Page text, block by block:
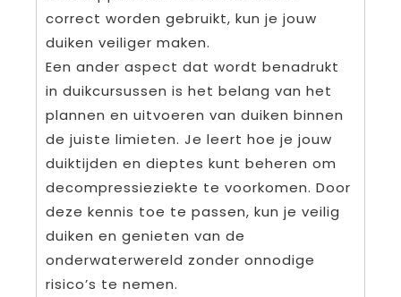
correct worden gebruikt, kun je jouw
duiken veiliger maken.
Een ander aspect dat wordt benadrukt
in duikcursussen is het belang van het
plannen en uitvoeren van duiken binnen
de juiste limieten. Je leert hoe je jouw
duiktijden en dieptes kunt beheren om
decompressieziekte te voorkomen. Door
deze kennis toe te passen, kun je veilig
duiken en genieten van de
onderwaterwereld zonder onnodige
risico’s te nemen.